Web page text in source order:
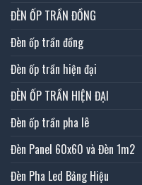
ĐÈN ỐP TRẦN ĐỒNG
Đèn ốp trần đồng
Đèn ốp trần hiện đại
ĐÈN ỐP TRẦN HIỆN ĐẠI
Đèn ốp trần pha lê
Đèn Panel 60x60 và Đèn 1m2
Đèn Pha Led Bảng Hiệu